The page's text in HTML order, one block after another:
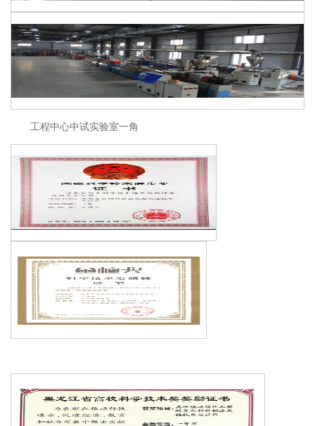
工程中心中试实验室一角